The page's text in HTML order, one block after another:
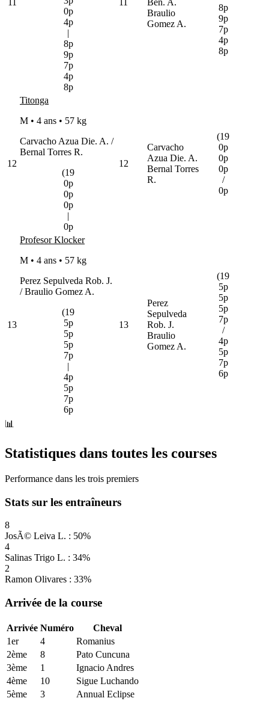
0p
4p
|
8p
9p
7p
4p
8p
Ben. A.
Braulio
Gomez A.
8p
9p
7p
4p
8p
12
Titonga
M • 4 ans • 57 kg
Carvacho Azua Die. A. /
Bernal Torres R.
(19
0p
0p
0p
|
0p
12
Carvacho
Azua Die. A.
Bernal Torres
R.
(19
0p
0p
0p
/
0p
13
Profesor Klocker
M • 4 ans • 57 kg
Perez Sepulveda Rob. J.
/ Braulio Gomez A.
(19
5p
5p
5p
7p
|
4p
5p
7p
6p
13
Perez
Sepulveda
Rob. J.
Braulio
Gomez A.
(19
5p
5p
5p
7p
/
4p
5p
7p
6p
📊
Statistiques dans toutes les courses
Performance dans les trois premiers
Stats sur les entraîneurs
8
JosÃ© Leiva L. : 50%
4
Salinas Trigo L. : 34%
2
Ramon Olivares : 33%
Arrivée de la course
Arrivée Numéro
Cheval
1er
4
Romanius
2ème
8
Pato Cuncuna
3ème
1
Ignacio Andres
4ème
10
Sigue Luchando
5ème
3 Annual Eclipse